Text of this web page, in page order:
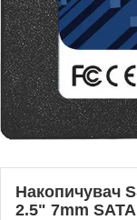
Накопичувач
2.5" 7mm